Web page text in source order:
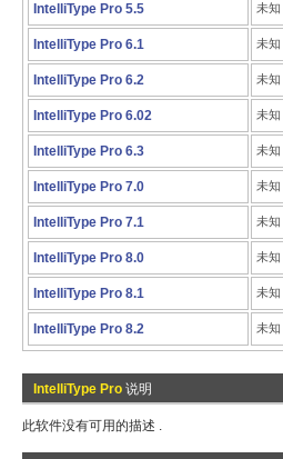
IntelliType Pro 5.5 未知
IntelliType Pro 6.1 未知
IntelliType Pro 6.2 未知
IntelliType Pro 6.02 未知
IntelliType Pro 6.3 未知
IntelliType Pro 7.0 未知
IntelliType Pro 7.1 未知
IntelliType Pro 8.0 未知
IntelliType Pro 8.1 未知
IntelliType Pro 8.2 未知
IntelliType Pro 说明
此软件没有可用的描述 .